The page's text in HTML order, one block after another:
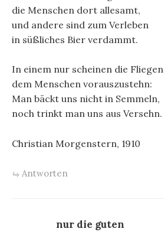
die Menschen dort allesamt,
und andere sind zum Verleben
in süßliches Bier verdammt.
In einem nur scheinen die Fliegen
dem Menschen vorauszustehn:
Man bäckt uns nicht in Semmeln,
noch trinkt man uns aus Versehn.
Christian Morgenstern, 1910
Antworten
nur die guten